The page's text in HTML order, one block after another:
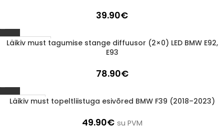
39.90€
Läbimüüdud
Läikiv must tagumise stange diffuusor (2×0) LED BMW E92,
E93
78.90€
1-3 d.d.
Läikiv must topeltliistuga esivõred BMW F39 (2018–2023)
49.90€ su PVM